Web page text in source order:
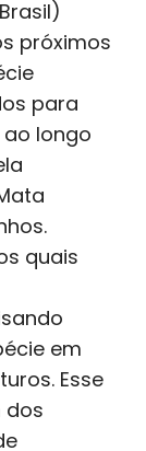
próximos
para
longo
quais
em
Esse
dos